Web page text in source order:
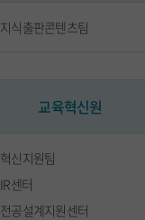
지식출판콘텐츠팀
교육혁신원
혁신지원팀
IR센터
전공설계지원센터